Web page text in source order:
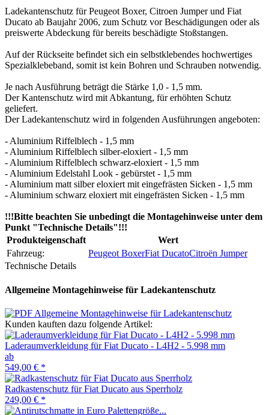
Ladekantenschutz für Peugeot Boxer, Citroen Jumper und Fiat
Ducato ab Baujahr 2006, zum Schutz vor Beschädigungen oder als
preiswerte Abdeckung für bereits beschädigte Stoßstangen.
Auf der Rückseite befindet sich ein selbstklebendes hochwertiges
Spezialklebeband, somit ist kein Bohren und Schrauben notwendig.
Je nach Ausführung beträgt die Stärke 1,0 - 1,5 mm.
Der Kantenschutz wird mit Abkantung, für erhöhten Schutz
geliefert.
Der Ladekantenschutz wird in folgenden Ausführungen angeboten:
- Aluminium Riffelblech - 1,5 mm
- Aluminium Riffelblech silber-eloxiert - 1,5 mm
- Aluminium Riffelblech schwarz-eloxiert - 1,5 mm
- Aluminium Edelstahl Look - gebürstet - 1,5 mm
- Aluminium matt silber eloxiert mit eingefrästen Sicken - 1,5 mm
- Aluminium schwarz eloxiert mit eingefrästen Sicken - 1,5 mm
!!!Bitte beachten Sie unbedingt die Montagehinweise unter dem
Punkt "Technische Details"!!!
Produkteigenschaft
Wert
Fahrzeug:
Peugeot BoxerFiat DucatoCitroën Jumper
Technische Details
Allgemeine Montagehinweise für Ladekantenschutz
Allgemeine Montagehinweise für Ladekantenschutz
Kunden kauften dazu folgende Artikel:
Laderaumverkleidung für Fiat Ducato - L4H2 - 5.998 mm
ab
549,00 € *
Radkastenschutz für Fiat Ducato aus Sperrholz
249,00 € *